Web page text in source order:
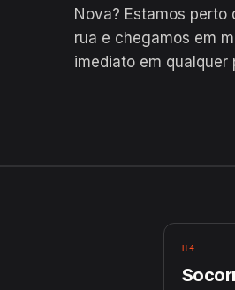
Nova? Estamos
rua e chegamos em
imediato em qualquer
H4